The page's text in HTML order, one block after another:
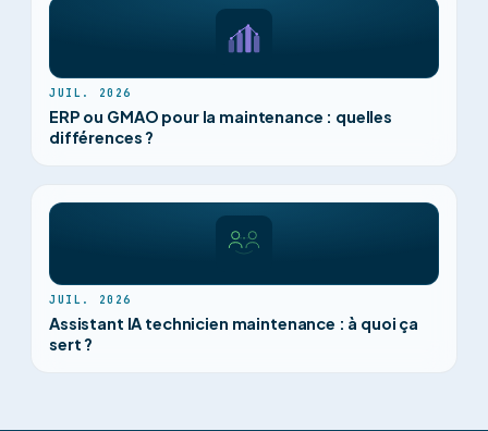
JUIL. 2026
ERP ou GMAO pour la maintenance : quelles
différences ?
JUIL. 2026
Assistant IA technicien maintenance : à quoi ça
sert ?